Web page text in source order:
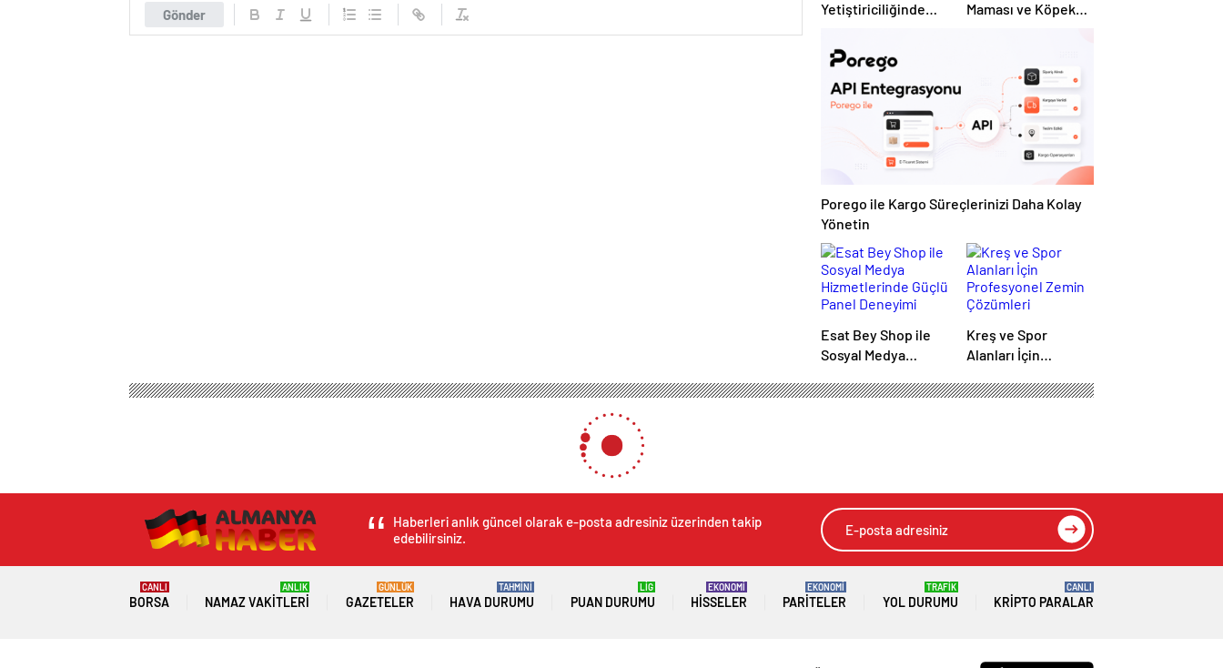
Gönder
Yetiştiriciliğinde
Ürün Seçimi
Maması ve Köpek
Porego ile Kargo Süreçlerinizi Daha Kolay
Yönetin
Esat Bey Shop ile
Sosyal Medya
Güçlü Panel
Kreş ve Spor
Alanları İçin
Çözümleri
Haberleri anlık güncel olarak e-posta adresiniz üzerinden takip
edebilirsiniz.
BORSA
CANLI
NAMAZ VAKITLERI
ANLIK
GAZETELER
GÜNLÜK
HAVA DURUMU
TAHMİNİ
PUAN DURUMU
LİG
HISSELER
EKONOMİ
PARITELER
EKONOMİ
YOL DURUMU
TRAFİK
KRIPTO PARALAR
CANLI